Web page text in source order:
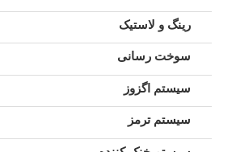
رینگ و لاستیک
سوخت رسانی
سیستم اگزوز
سیستم ترمز